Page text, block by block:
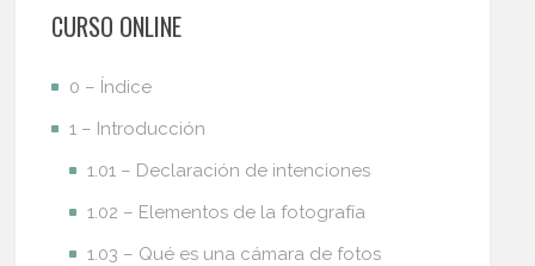
CURSO ONLINE
0 – Índice
1 – Introducción
1.01 – Declaración de intenciones
1.02 – Elementos de la fotografía
1.03 – Qué es una cámara de fotos